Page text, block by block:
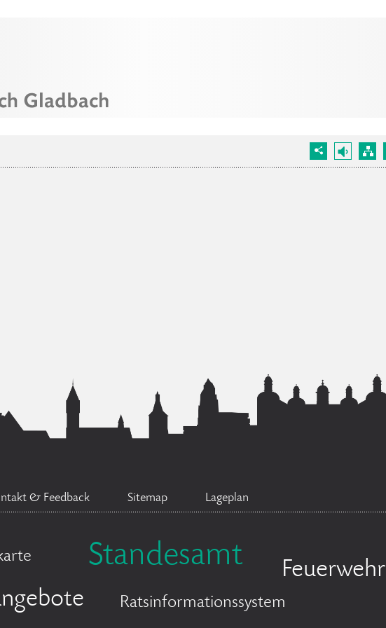
& Feedback Sitemap Lageplan
Standesamt
Feuerwehr
Ratsinformationssystem